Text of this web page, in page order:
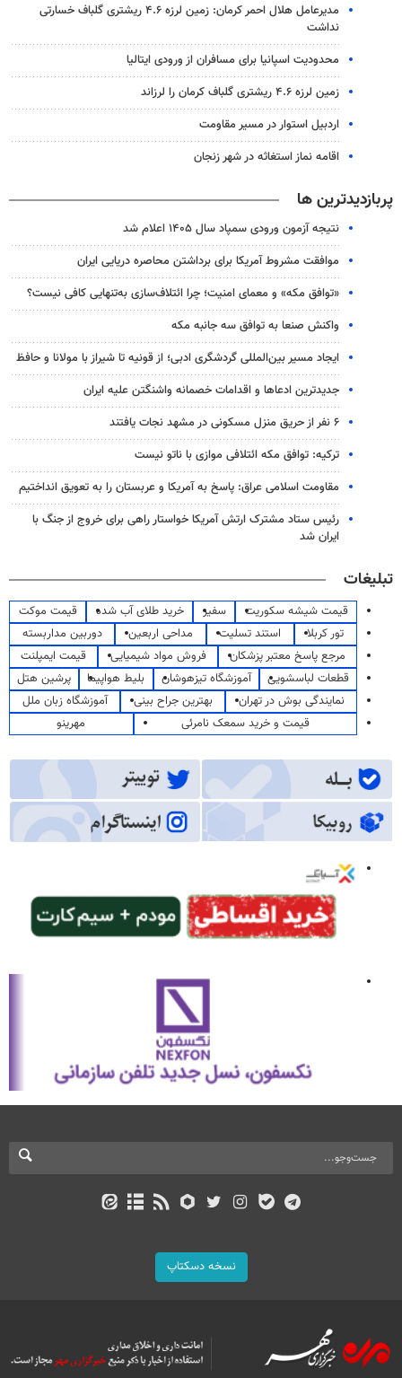
مدیرعامل هلال احمر کرمان: زمین لرزه ۴.۶ ریشتری گلباف خسارتی
نداشت
محدودیت اسپانیا برای مسافران از ورودی ایتالیا
زمین لرزه ۴.۶ ریشتری گلباف کرمان را لرزاند
اردبیل استوار در مسیر مقاومت
اقامه نماز استغاثه در شهر زنجان
پربازدیدترین ها
نتیجه آزمون ورودی سمپاد سال ۱۴۰۵ اعلام شد
موافقت مشروط آمریکا برای برداشتن محاصره دریایی ایران
«توافق مکه» و معمای امنیت؛ چرا ائتلاف‌سازی به‌تنهایی کافی نیست؟
واکنش صنعا به توافق سه جانبه مکه
ایجاد مسیر بین‌المللی گردشگری ادبی؛ از قونیه تا شیراز با مولانا و حافظ
جدیدترین ادعاها و اقدامات خصمانه واشنگتن علیه ایران
۶ نفر از حریق منزل مسکونی در مشهد نجات یافتند
ترکیه: توافق مکه ائتلافی موازی با ناتو نیست
مقاومت اسلامی عراق: پاسخ به آمریکا و عربستان را به تعویق انداختیم
رئیس ستاد مشترک ارتش آمریکا خواستار راهی برای خروج از جنگ با
ایران شد
تبلیغات
قیمت شیشه سکوریت سفیر خرید طلای آب شده
قیمت موکت
تور کربلا
استند تسلیت مداحی اربعین
دوربین مداربسته
مرجع پاسخ معتبر پزشکان
فروش مواد شیمیایی
قیمت ایمپلنت
قطعات لباسشویی
آموزشگاه تیزهوشان بلیط هواپیما
پرشین هتل
نمایندگی بوش در تهران
بهترین جراح بینی
آموزشگاه زبان ملل
قیمت و خرید سمعک نامرئی
مهرینو
نسخه دسکتاپ